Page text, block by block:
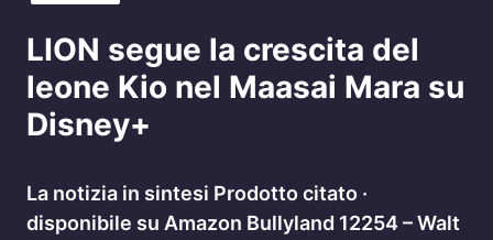
LION segue la crescita del
leone Kio nel Maasai Mara su
Disney+
La notizia in sintesi Prodotto citato ·
disponibile su Amazon Bullyland 12254 – Walt